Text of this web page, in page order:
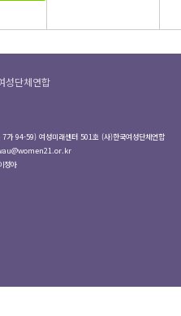
성단체연합
가 94-59) 여성미래센터 501호 (사)한국여성단체연합
정아